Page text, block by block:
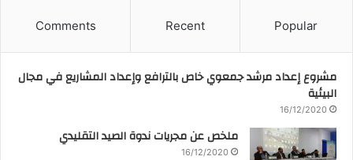
Popular
Recent
Comments
مشروع إعداد مرشد جمعوي خاص بالترافع وإعداد المشاريع في مجال
البيئية
16/12/2020
ملخص عن مجريات ندوة الصيد التقليدي
16/12/2020